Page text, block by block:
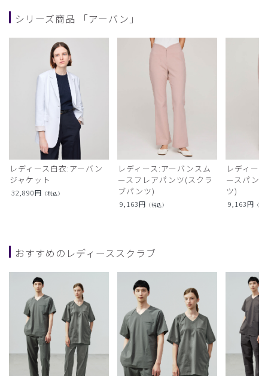
シリーズ商品 「アーバン」
レディース白衣:アーバン
ジャケット
32,890円 （税込）
レディース:アーバンスム
ースフレアパンツ(スクラ
ブパンツ)
9,163円 （税込）
レディー
ースパン
ツ)
9,163円 （税
おすすめのレディーススクラブ